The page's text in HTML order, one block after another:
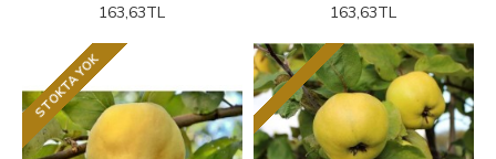
163,63TL
163,63TL
STOKTA YOK